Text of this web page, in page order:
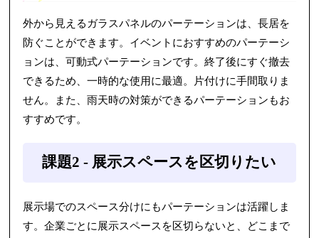
外から見えるガラスパネルのパーテーションは、長居を
防ぐことができます。イベントにおすすめのパーテーシ
ョンは、可動式パーテーションです。終了後にすぐ撤去
できるため、一時的な使用に最適。片付けに手間取りま
せん。また、雨天時の対策ができるパーテーションもお
すすめです。
課題2 - 展示スペースを区切りたい
展示場でのスペース分けにもパーテーションは活躍しま
す。企業ごとに展示スペースを区切らないと、どこまで